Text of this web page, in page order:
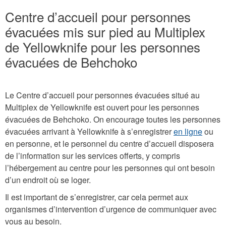
Centre d’accueil pour personnes
évacuées mis sur pied au Multiplex
de Yellowknife pour les personnes
évacuées de Behchoko
Le Centre d’accueil pour personnes évacuées situé au
Multiplex de Yellowknife est ouvert pour les personnes
évacuées de Behchoko. On encourage toutes les personnes
évacuées arrivant à Yellowknife à s’enregistreren ligneou
en personne, et le personnel du centre d’accueil disposera
de l’information sur les services offerts, y compris
l’hébergement au centre pour les personnes qui ont besoin
d’un endroit où se loger.
Il est important de s’enregistrer, car cela permet aux
organismes d’intervention d’urgence de communiquer avec
vous au besoin.